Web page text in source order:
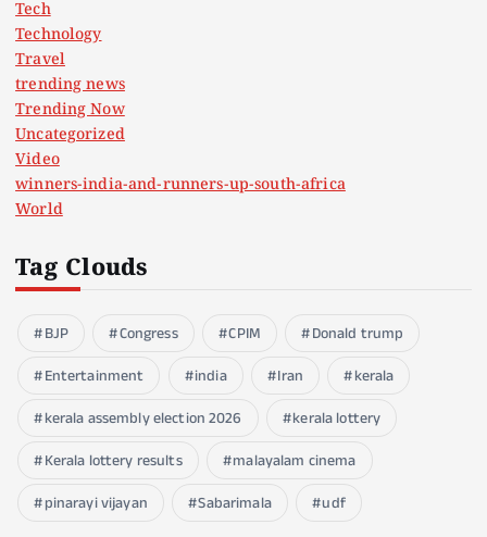
Tech
Technology
Travel
trending news
Trending Now
Uncategorized
Video
winners-india-and-runners-up-south-africa
World
Tag Clouds
BJP Congress CPIM
Donald trump
Entertainment
india Iran
kerala
kerala assembly election 2026
kerala lottery
Kerala lottery results
malayalam cinema
pinarayi vijayan
Sabarimala udf